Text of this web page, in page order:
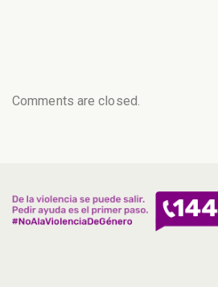
Comments are closed.